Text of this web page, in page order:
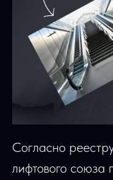
Согласно
лифтового союза